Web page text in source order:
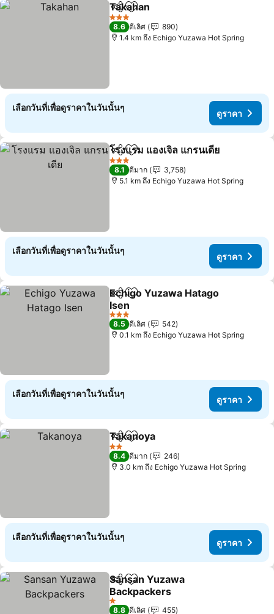
แชร์ เพิ่มในรายการโปรด
Takahan
3 ดาว
8.6 ดีเลิศ
890
1.4 km ถึง Echigo Yuzawa Hot Spring
เลือกวันที่เพื่อดูราคาในวันนั้นๆ
ดูราคา
แชร์ เพิ่มในรายการโปรด
โรงแรม แองเจิล แกรนเดีย
3 ดาว
8.1 ดีมาก
3,758
5.1 km ถึง Echigo Yuzawa Hot Spring
เลือกวันที่เพื่อดูราคาในวันนั้นๆ
ดูราคา
แชร์ เพิ่มในรายการโปรด
Echigo Yuzawa Hatago
Isen
ดูราคา
3 ดาว
8.5 ดีเลิศ
542
0.1 km ถึง Echigo Yuzawa Hot Spring
เลือกวันที่เพื่อดูราคาในวันนั้นๆ
ดูราคา
แชร์ เพิ่มในรายการโปรด
Takanoya
2 ดาว
8.4 ดีมาก
246
3.0 km ถึง Echigo Yuzawa Hot Spring
เลือกวันที่เพื่อดูราคาในวันนั้นๆ
ดูราคา
แชร์ เพิ่มในรายการโปรด
Sansan Yuzawa
Backpackers
ดูราคา
1 ดาว
8.8 ดีเลิศ 455